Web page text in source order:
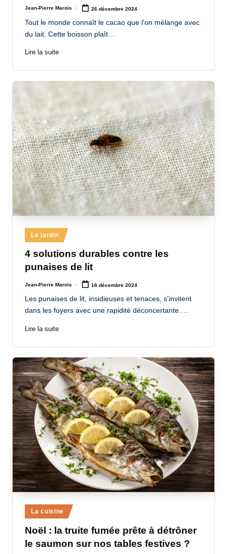
Posted
Jean-Pierre Marois 26 décembre 2024
Tout le monde connaît le cacao que l'on mélange avec
du lait. Cette boisson plaît…
Lire la suite
Posted
in
Le jardin
4 solutions durables contre les
punaises de lit
Posted
Jean-Pierre Marois 16 décembre 2024
Les punaises de lit, insidieuses et tenaces, s'invitent
dans les foyers avec une rapidité déconcertante.…
Lire la suite
Posted
in
La cuisine
Noël : la truite fumée prête à détrôner
le saumon sur nos tables festives ?